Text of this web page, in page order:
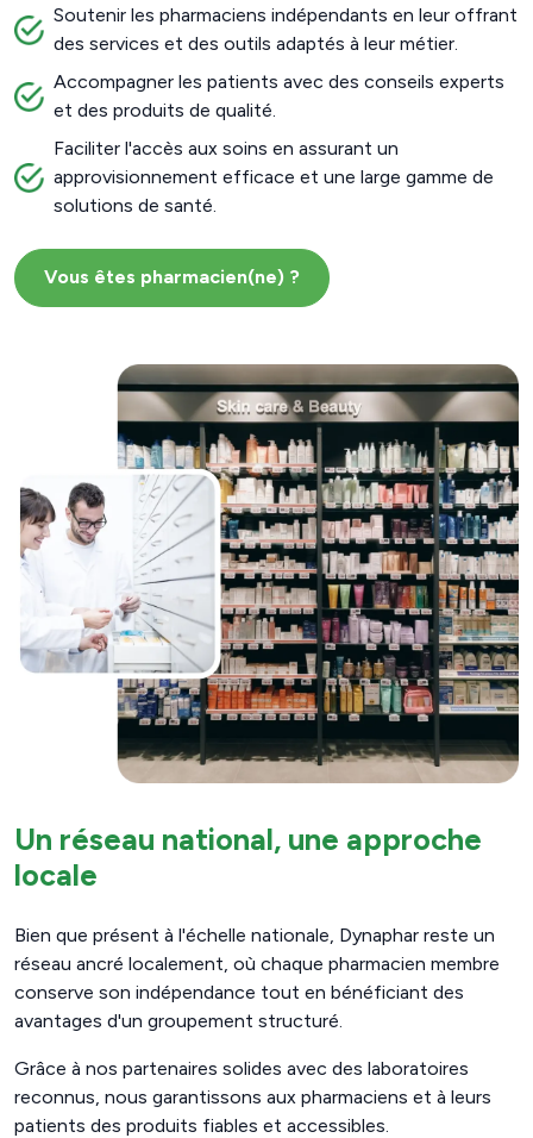
Soutenir les pharmaciens indépendants en leur offrant
des services et des outils adaptés à leur métier.
Accompagner les patients avec des conseils experts
et des produits de qualité.
Faciliter l'accès aux soins en assurant un
approvisionnement efficace et une large gamme de
solutions de santé.
Vous êtes pharmacien(ne) ?
Un réseau national, une approche
locale
Bien que présent à l'échelle nationale, Dynaphar reste un
réseau ancré localement, où chaque pharmacien membre
conserve son indépendance tout en bénéficiant des
avantages d'un groupement structuré.
Grâce à nos partenaires solides avec des laboratoires
reconnus, nous garantissons aux pharmaciens et à leurs
patients des produits fiables et accessibles.